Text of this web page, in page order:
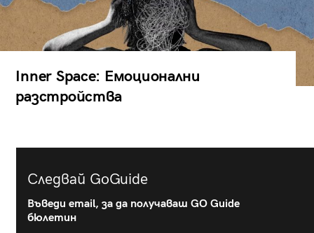
Inner Space: Емоционални
разстройства
Следвай GoGuide
Въведи email, за да получаваш GO Guide
бюлетин